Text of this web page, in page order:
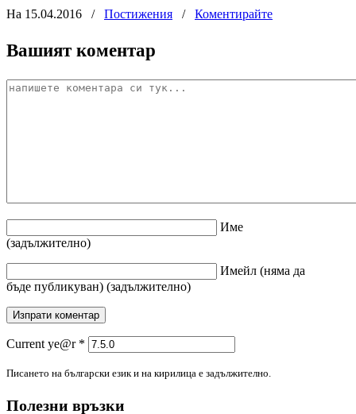
На 15.04.2016 / Постижения / Коментирайте
Вашият коментар
Име
(задължително)
Имейл (няма да
бъде публикуван) (задължително)
Current ye@r *
Писането на български език и на кирилица е задължително.
Полезни връзки